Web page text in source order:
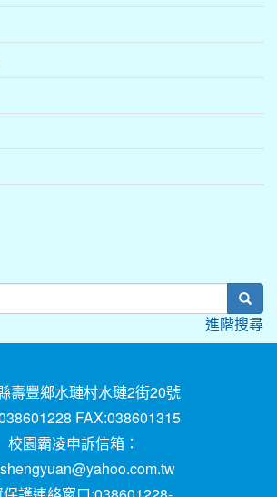
進階搜尋
壽豐鄉水璉村水璉2街20號
FAX:038601315
校園霸凌申訴信箱：